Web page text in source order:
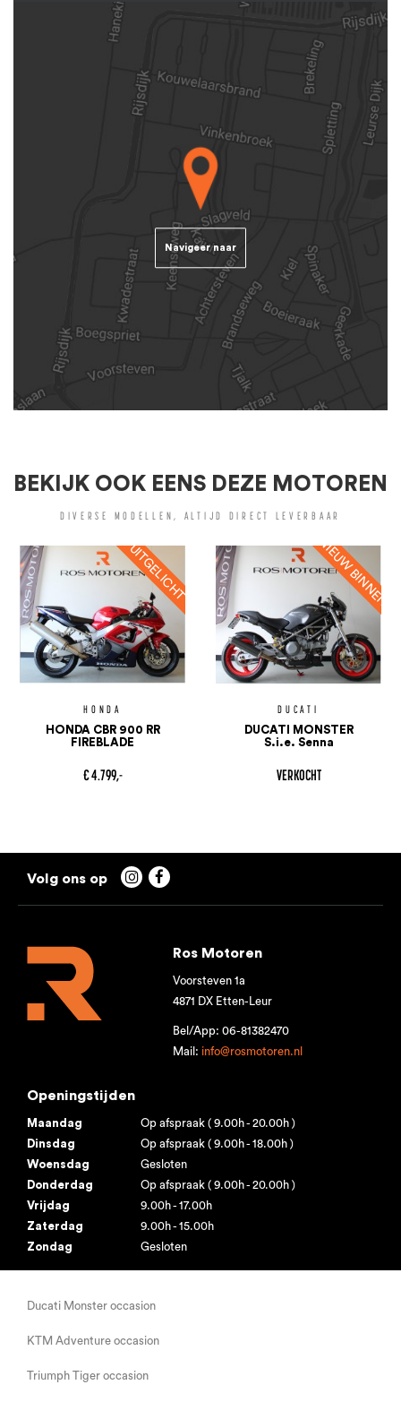
Navigeer naar
BEKIJK OOK EENS DEZE MOTOREN
DIVERSE MODELLEN, ALTIJD DIRECT LEVERBAAR
HONDA
HONDA CBR 900 RR
FIREBLADE
€ 4.799,-
DUCATI
DUCATI MONSTER
S.i.e. Senna
VERKOCHT
 
Ros Motoren
Voorsteven 1a
4871 DX Etten-Leur
Bel/App: 06-81382470
Mail:info@rosmotoren.nl
Openingstijden
Maandag
Op afspraak ( 9.00h - 20.00h )
Dinsdag
Op afspraak ( 9.00h - 18.00h )
Woensdag
Gesloten
Donderdag
Op afspraak ( 9.00h - 20.00h )
Vrijdag
9.00h - 17.00h
Zaterdag
9.00h - 15.00h
Zondag
Gesloten
Ducati Monster occasion
KTM Adventure occasion
Triumph Tiger occasion